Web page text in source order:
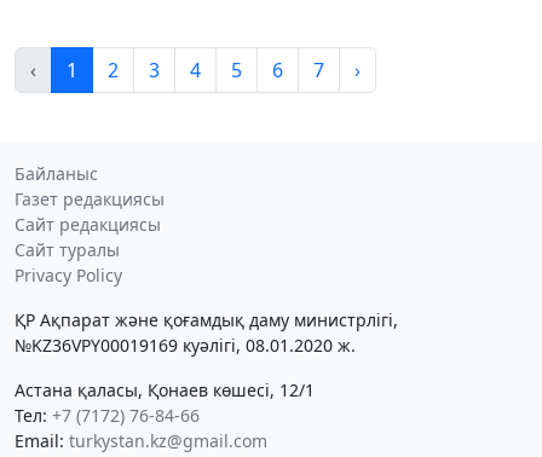
‹ 1 2 3 4 5 6 7 ›
Байланыс
Газет редакциясы
Сайт редакциясы
Сайт туралы
Privacy Policy
ҚР Ақпарат және қоғамдық даму министрлігі,
№KZ36VPY00019169 куәлігі, 08.01.2020 ж.
Астана қаласы, Қонаев көшесі, 12/1
Тел: +7 (7172) 76-84-66
Email: turkystan.kz@gmail.com